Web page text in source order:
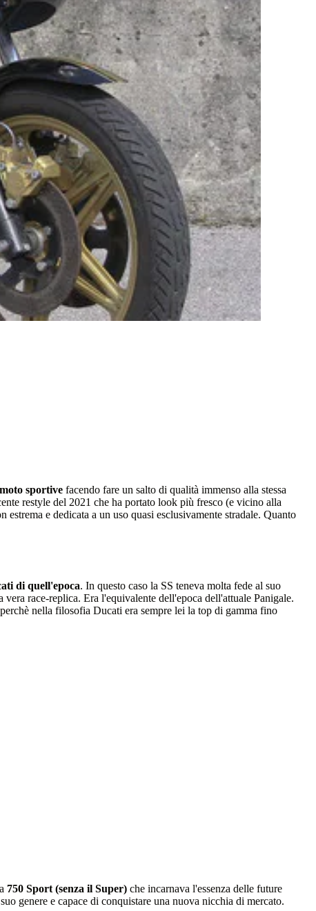
sportive facendo fare un salto di qualità immenso alla stessa
restyle del 2021 che ha portato look più fresco (e vicino alla
e dedicata a un uso quasi esclusivamente stradale. Quanto
di quell'epoca. In questo caso la SS teneva molta fede al suo
race-replica. Era l'equivalente dell'epoca dell'attuale Panigale.
nella filosofia Ducati era sempre lei la top di gamma fino
750 Sport (senza il Super) che incarnava l'essenza delle future
genere e capace di conquistare una nuova nicchia di mercato.